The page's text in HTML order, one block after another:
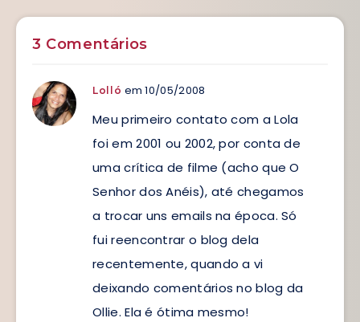
3 Comentários
Lolló em 10/05/2008
Meu primeiro contato com a Lola
foi em 2001 ou 2002, por conta de
uma crítica de filme (acho que O
Senhor dos Anéis), até chegamos
a trocar uns emails na época. Só
fui reencontrar o blog dela
recentemente, quando a vi
deixando comentários no blog da
Ollie. Ela é ótima mesmo!